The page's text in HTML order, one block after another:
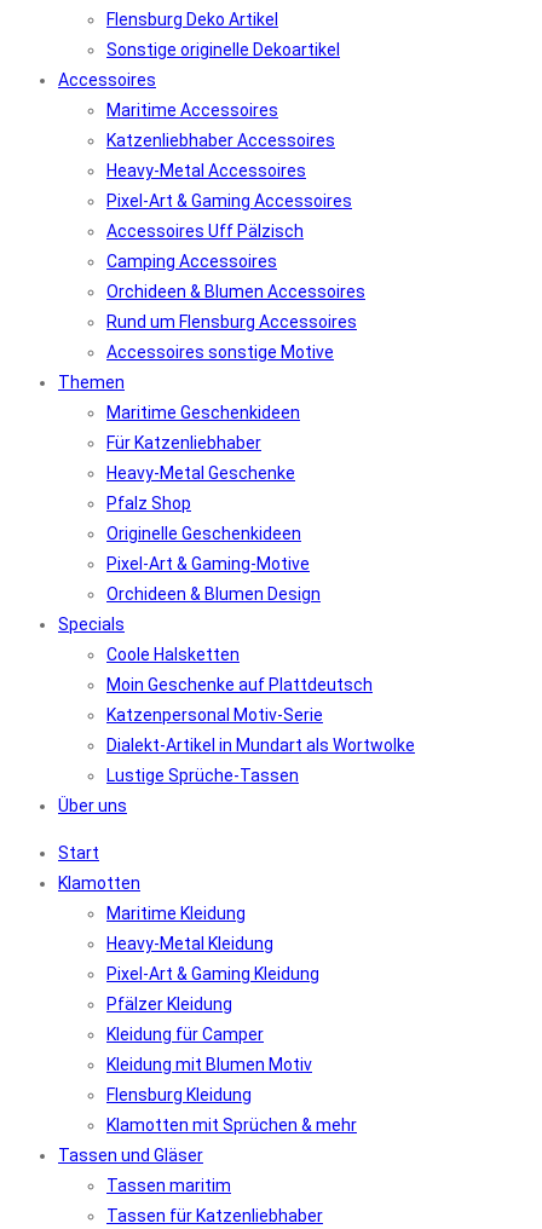
Flensburg Deko Artikel
Sonstige originelle Dekoartikel
Accessoires
Maritime Accessoires
Katzenliebhaber Accessoires
Heavy-Metal Accessoires
Pixel-Art & Gaming Accessoires
Accessoires Uff Pälzisch
Camping Accessoires
Orchideen & Blumen Accessoires
Rund um Flensburg Accessoires
Accessoires sonstige Motive
Themen
Maritime Geschenkideen
Für Katzenliebhaber
Heavy-Metal Geschenke
Pfalz Shop
Originelle Geschenkideen
Pixel-Art & Gaming-Motive
Orchideen & Blumen Design
Specials
Coole Halsketten
Moin Geschenke auf Plattdeutsch
Katzenpersonal Motiv-Serie
Dialekt-Artikel in Mundart als Wortwolke
Lustige Sprüche-Tassen
Über uns
Start
Klamotten
Maritime Kleidung
Heavy-Metal Kleidung
Pixel-Art & Gaming Kleidung
Pfälzer Kleidung
Kleidung für Camper
Kleidung mit Blumen Motiv
Flensburg Kleidung
Klamotten mit Sprüchen & mehr
Tassen und Gläser
Tassen maritim
Tassen für Katzenliebhaber